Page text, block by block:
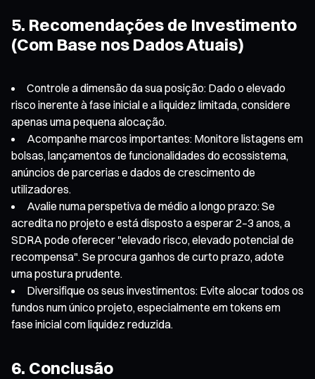
5. Recomendações de Investimento
(Com Base nos Dados Atuais)
Controle a dimensão da sua posição: Dado o elevado
risco inerente à fase inicial e a liquidez limitada, considere
apenas uma pequena alocação.
Acompanhe marcos importantes: Monitore listagens em
bolsas, lançamentos de funcionalidades do ecossistema,
anúncios de parcerias e dados de crescimento de
utilizadores.
Avalie numa perspetiva de médio a longo prazo: Se
acredita no projeto e está disposto a esperar 2–3 anos, a
SDRA pode oferecer "elevado risco, elevado potencial de
recompensa". Se procura ganhos de curto prazo, adote
uma postura prudente.
Diversifique os seus investimentos: Evite alocar todos os
fundos num único projeto, especialmente em tokens em
fase inicial com liquidez reduzida.
6. Conclusão